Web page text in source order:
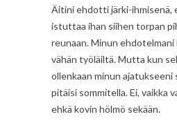
Äitini ehdotti järki-ihmisenä,
istuttaa ihan siihen torpan
reunaan. Minun
vähän työläiltä. Mutta kun
ollenkaan minun ajatukseeni
pitäisi sommitella. Ei, vaikka
ehkä kovin hölmö sekään.